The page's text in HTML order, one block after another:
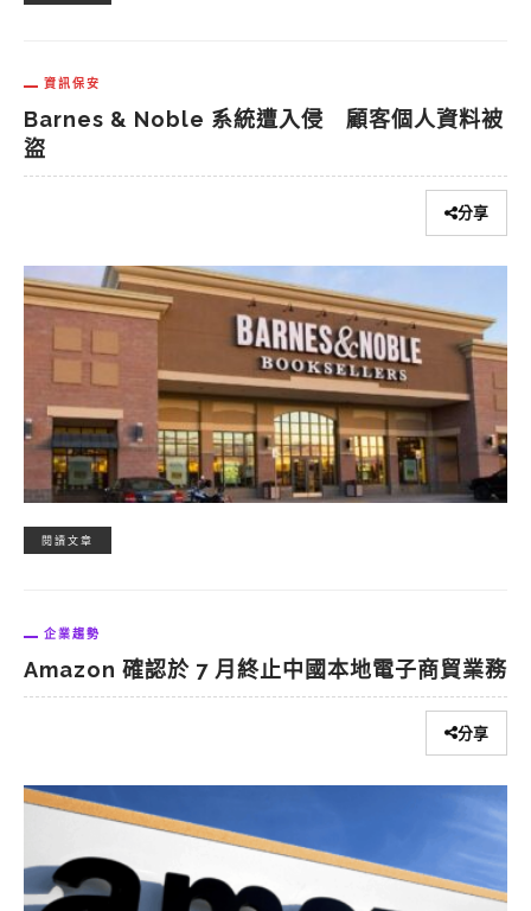
資訊保安
Barnes & Noble 系統遭入侵 顧客個人資料被
盜
分享
閱讀文章
企業趨勢
Amazon 確認於 7 月終止中國本地電子商貿業務
分享